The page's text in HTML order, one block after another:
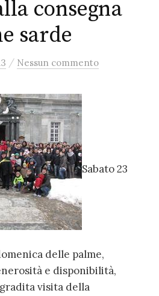
consegna
sarde
/ Nessun commento
Sabato 23
delle palme,
e disponibilità,
visita della